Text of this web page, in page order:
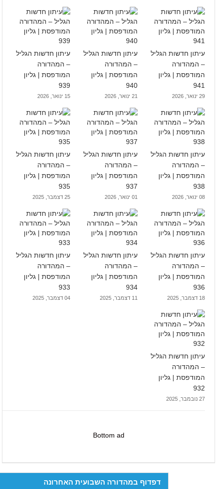
עיתון חדשות הגליל
– המהדורה
המודפסת | גליון
941
29 ינואר, 2026
עיתון חדשות הגליל
– המהדורה
המודפסת | גליון
940
21 ינואר, 2026
עיתון חדשות הגליל
– המהדורה
המודפסת | גליון
939
15 ינואר, 2026
עיתון חדשות הגליל
– המהדורה
המודפסת | גליון
938
08 ינואר, 2026
עיתון חדשות הגליל
– המהדורה
המודפסת | גליון
937
01 ינואר, 2026
עיתון חדשות הגליל
– המהדורה
המודפסת | גליון
935
25 דצמבר, 2025
עיתון חדשות הגליל
– המהדורה
המודפסת | גליון
936
18 דצמבר, 2025
עיתון חדשות הגליל
– המהדורה
המודפסת | גליון
934
11 דצמבר, 2025
עיתון חדשות הגליל
– המהדורה
המודפסת | גליון
933
04 דצמבר, 2025
עיתון חדשות הגליל
– המהדורה
המודפסת | גליון
932
27 נובמבר, 2025
Bottom ad
דפדוף במהדורה השבועית האחרונה